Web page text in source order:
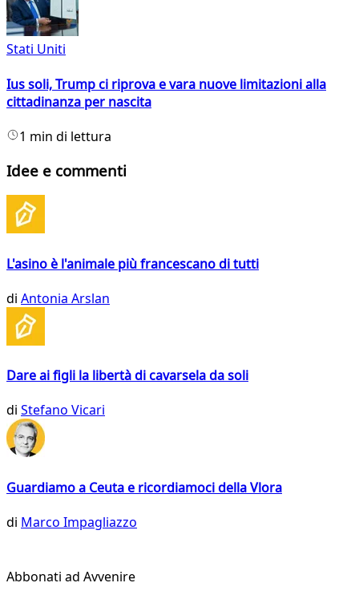
Stati Uniti
Ius soli, Trump ci riprova e vara nuove limitazioni alla
cittadinanza per nascita
1 min di lettura
Idee e commenti
L'asino è l'animale più francescano di tutti
di Antonia Arslan
Dare ai figli la libertà di cavarsela da soli
di Stefano Vicari
Guardiamo a Ceuta e ricordiamoci della Vlora
di Marco Impagliazzo
Abbonati ad Avvenire